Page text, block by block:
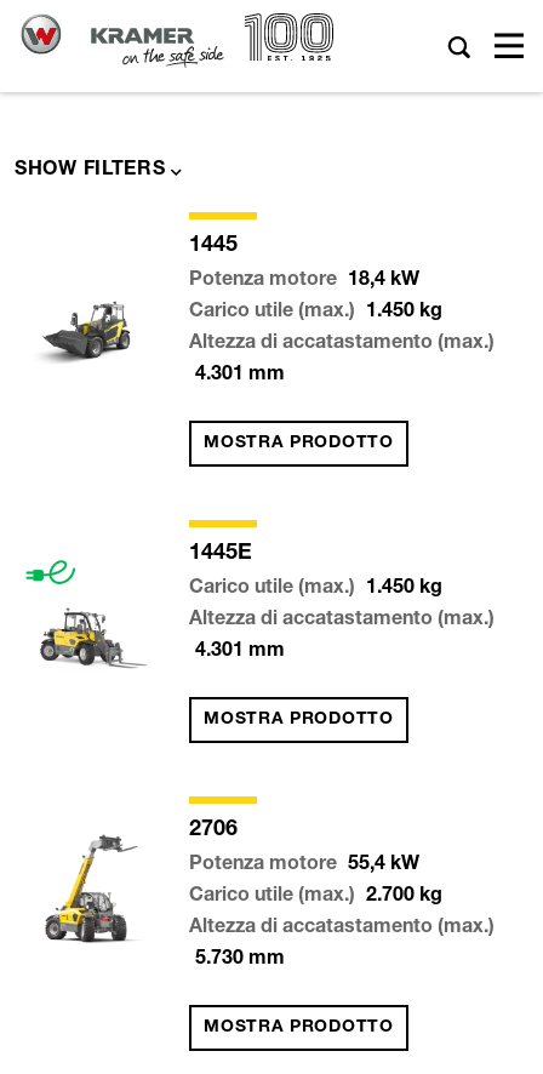
SHOW FILTERS
1445
Potenza motore 18,4 kW
Carico utile (max.)
1.450 kg
Altezza di accatastamento (max.)
4.301 mm
MOSTRA PRODOTTO
1445E
Carico utile (max.) 1.450 kg
Altezza di accatastamento (max.)
4.301 mm
MOSTRA PRODOTTO
2706
Potenza motore 55,4 kW
Carico utile (max.)
2.700 kg
Altezza di accatastamento (max.)
5.730 mm
MOSTRA PRODOTTO